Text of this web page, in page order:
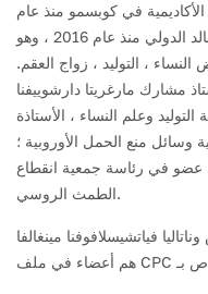
الأكاديمية في كوبسمو منذ عام
2012 ، وفرع كراسنودرار في إيان دونالد الدولي منذ عام 2016 ، وهو
، التوليد ، زواج العقم.
مشارك مارغريتا دارشوييفنا
وعلم النساء ، الأستاذة
وسائل منع الحمل الأوروبية ؛
عضو في رئاسة جمعية انقطاع
الطمث الروسي.
فياتشيسلافوفنا مينغالفا